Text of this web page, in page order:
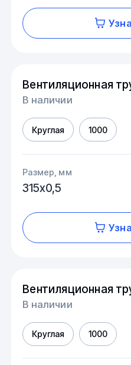
Вентиляционная
В наличии
Круглая 1000
Размер, мм
315х0,5
Вентиляционная
В наличии
Круглая 1000